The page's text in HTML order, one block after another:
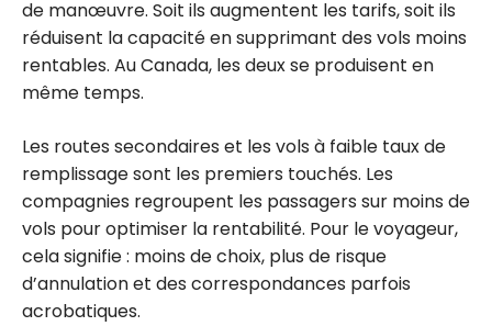
de manœuvre. Soit ils augmentent les tarifs, soit ils
réduisent la capacité en supprimant des vols moins
rentables. Au Canada, les deux se produisent en
même temps.
Les routes secondaires et les vols à faible taux de
remplissage sont les premiers touchés. Les
compagnies regroupent les passagers sur moins de
vols pour optimiser la rentabilité. Pour le voyageur,
cela signifie : moins de choix, plus de risque
d’annulation et des correspondances parfois
acrobatiques.